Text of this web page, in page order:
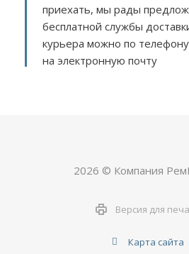
приехать, мы рады
бесплатной службы
курьера можно по
на электронную почту
2026 © Компания
Версия для
Карта сайта